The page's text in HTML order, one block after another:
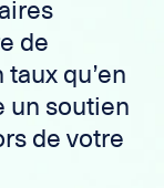
de
qu’en
un soutien
de votre